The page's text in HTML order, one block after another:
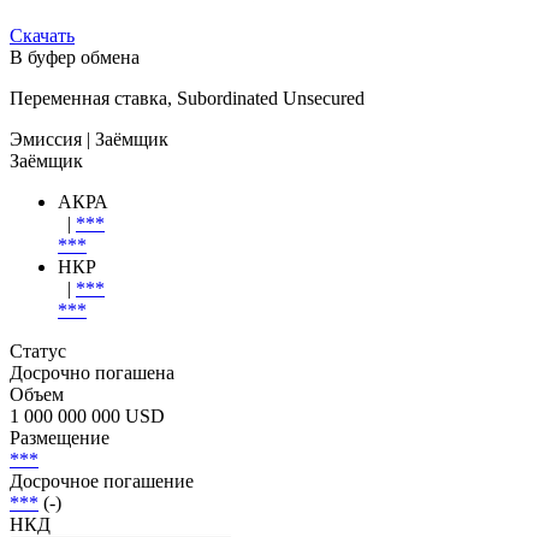
Скачать
В буфер обмена
Переменная ставка, Subordinated Unsecured
Эмиссия | Заёмщик
Заёмщик
АКРА
| ***
***
НКР
| ***
***
Статус
Досрочно погашена
Объем
1 000 000 000 USD
Размещение
***
Досрочное погашение
*** (-)
НКД